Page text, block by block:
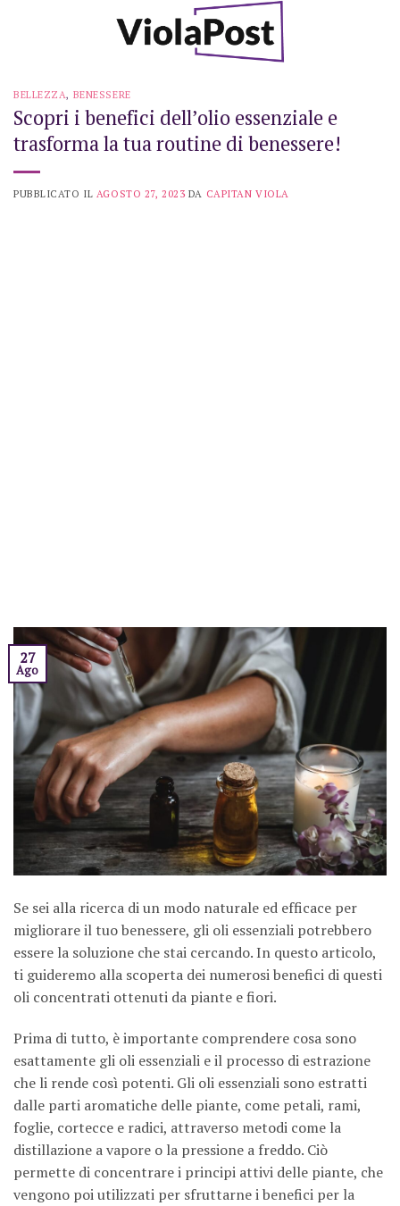
BELLEZZA, BENESSERE
Scopri i benefici dell’olio essenziale e
trasforma la tua routine di benessere!
PUBBLICATO IL AGOSTO 27, 2023 DA CAPITAN VIOLA
27
Ago
Se sei alla ricerca di un modo naturale ed efficace per
migliorare il tuo benessere, gli oli essenziali potrebbero
essere la soluzione che stai cercando. In questo articolo,
ti guideremo alla scoperta dei numerosi benefici di questi
oli concentrati ottenuti da piante e fiori.
Prima di tutto, è importante comprendere cosa sono
esattamente gli oli essenziali e il processo di estrazione
che li rende così potenti. Gli oli essenziali sono estratti
dalle parti aromatiche delle piante, come petali, rami,
foglie, cortecce e radici, attraverso metodi come la
distillazione a vapore o la pressione a freddo. Ciò
permette di concentrare i principi attivi delle piante, che
vengono poi utilizzati per sfruttarne i benefici per la